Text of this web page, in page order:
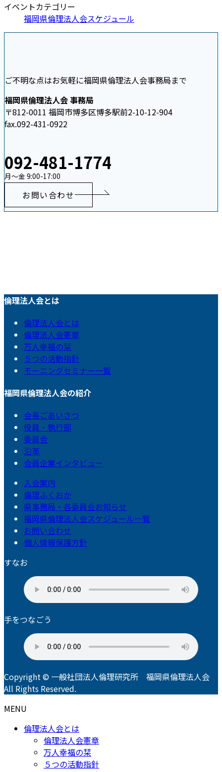
イベントカテゴリー
福岡県倫理法人会スケジュール
ご不明な点はお気軽に福岡県倫理法人会事務局まで
福岡県倫理法人会 事務局
〒812-0011 福岡市博多区博多駅前2-10-12-904
fax.092-431-0922
092-481-1774
月〜金 9:00-17:00
お問い合わせ
倫理法人会とは
倫理法人会とは
倫理法人会憲章
万人幸福の栞
５つの活動指針
モーニングセミナー一覧
福岡県倫理法人会の紹介
会長ごあいさつ
役員・執行部
委員会
沿革
会員企業インタビュー
入会案内
倫理ふくおか
県事務局・各委員会お知らせ
福岡県倫理法人会スケジュール一覧
お問い合わせ
個人情報保護方針
すなお
手をつなごう
Copyright © 一般社団法人倫理研究所 福岡県倫理法人会
All Rights Reserved.
MENU
倫理法人会とは
倫理法人会憲章
万人幸福の栞
５つの活動指針